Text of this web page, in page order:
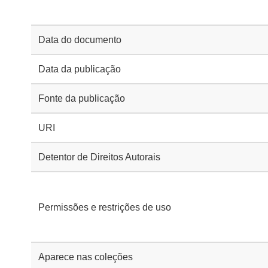
Data do documento
Data da publicação
Fonte da publicação
URI
Detentor de Direitos Autorais
Permissões e restrições de uso
Aparece nas coleções